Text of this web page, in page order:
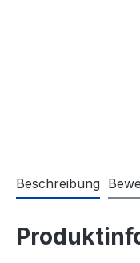
Beschreibung